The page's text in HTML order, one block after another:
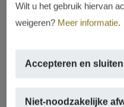
Wilt u het gebruik hiervan
weigeren? Meer informatie.
Accepteren en sluiten
Niet-noodzakelijke
NIEUWBOUW
Oude